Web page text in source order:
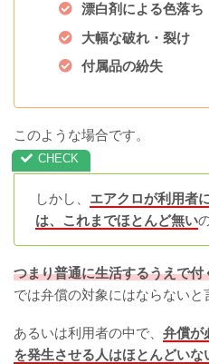
漂白剤による色落ち
大幅な破れ・裂け
付属品の紛失
このような場合です。
しかし、 エアクロが利用者
は、これまでほとんど無い
つまり普通に生活するうえで付
では弁償の対象にはならないと
あるいは利用者の中で、 弁償が
を発生させる人はほとんどいな